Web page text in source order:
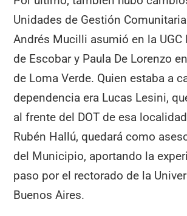
Unidades de Gestión Comunitaria
Andrés Mucilli asumió en la UGC
de Escobar y Paula De Lorenzo
de Loma Verde. Quien estaba a
dependencia era Lucas Lesini,
al frente del DOT de esa
Rubén Hallú, quedará como
del Municipio, aportando la
paso por el rectorado de la
Buenos Aires.